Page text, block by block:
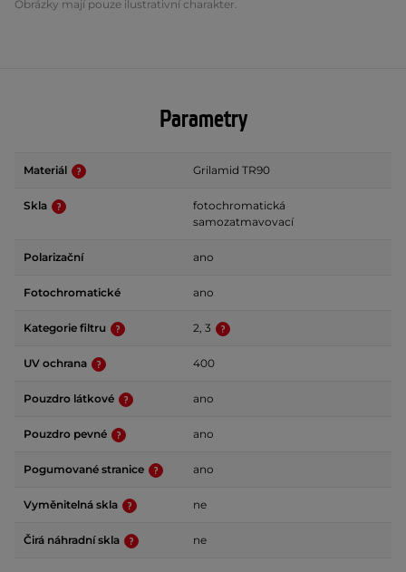
Obrázky mají pouze ilustrativní charakter.
Parametry
Materiál Grilamid TR90
Skla
fotochromatická
samozatmavovací
Polarizační ano
Fotochromatické ano
Kategorie filtru 2, 3
UV ochrana 400
Pouzdro látkové ano
Pouzdro pevné ano
Pogumované stranice ano
Vyměnitelná skla ne
Čirá náhradní skla ne